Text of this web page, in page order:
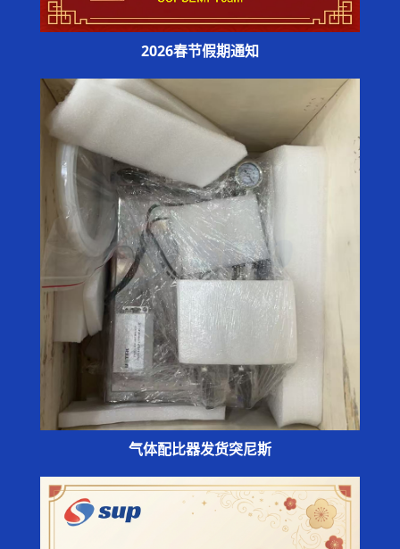
2026春节假期通知
气体配比器发货突尼斯